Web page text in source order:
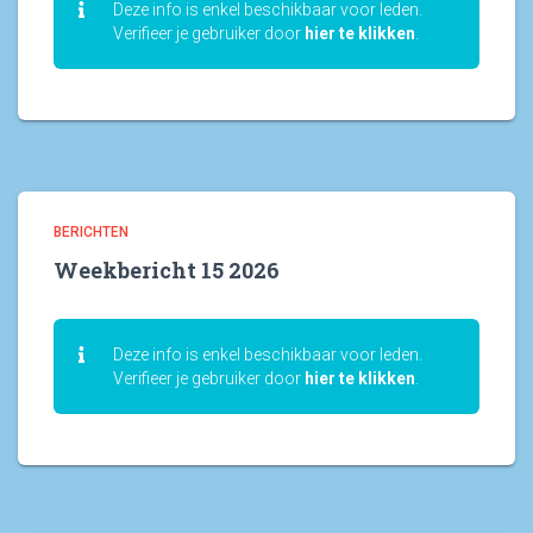
Deze info is enkel beschikbaar voor leden.
Verifieer je gebruiker door hier te klikken
BERICHTEN
Weekbericht 15 2026
Deze info is enkel beschikbaar voor leden.
Verifieer je gebruiker door hier te klikken